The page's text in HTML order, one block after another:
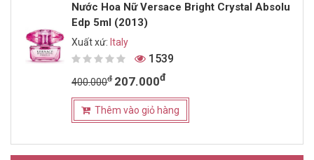
Nước Hoa Nữ Versace Bright Crystal Absolu
Edp 5ml (2013)
Xuất xứ: Italy
1539
400.000đ 207.000đ
Thêm vào giỏ hàng